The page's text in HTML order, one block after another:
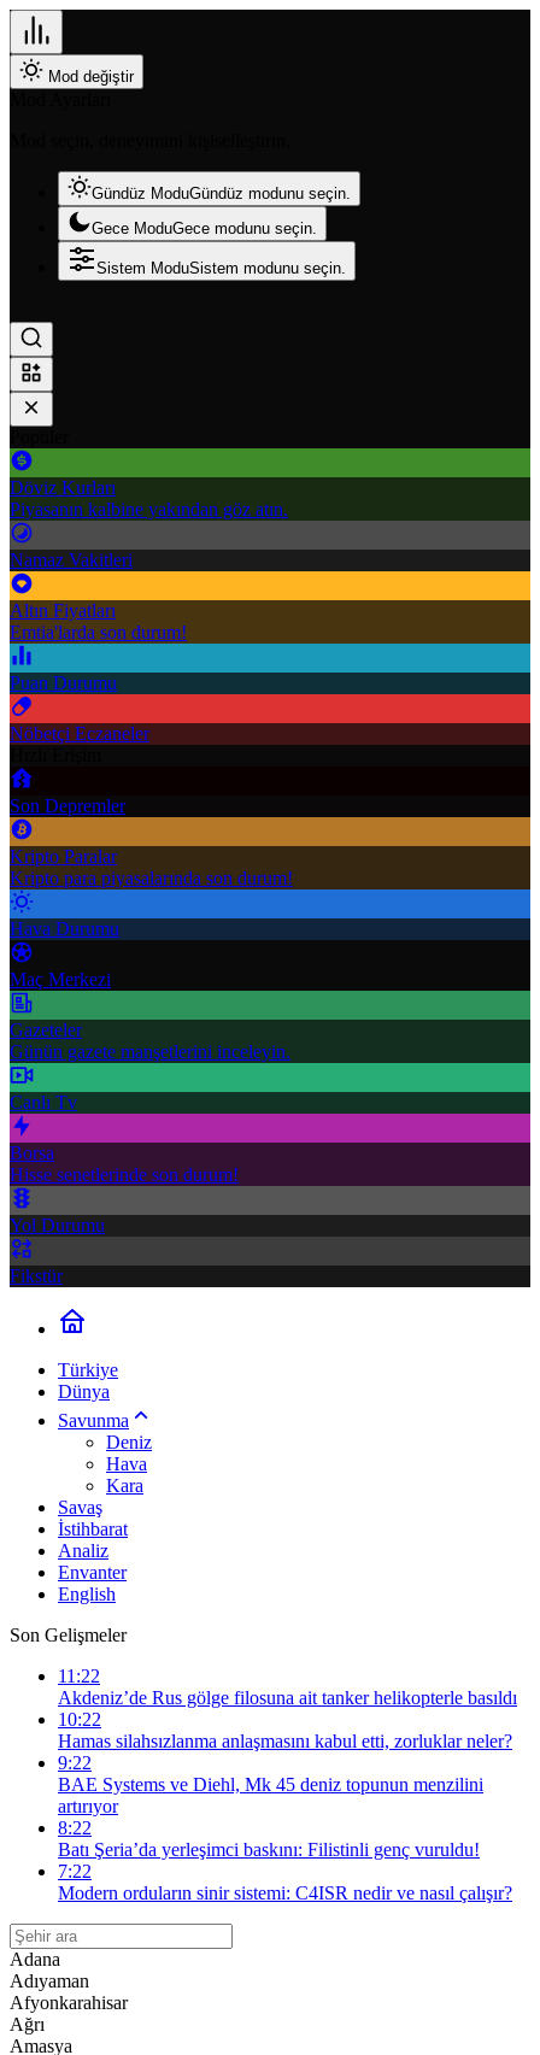
Mod değiştir
Gündüz ModuGündüz modunu seçin.
Gece ModuGece modunu seçin.
Sistem ModuSistem modunu seçin.
Döviz Kurları
Piyasanın kalbine yakından göz atın.
Namaz Vakitleri
Altın Fiyatları
Emtia'larda son durum!
Puan Durumu
Nöbetçi Eczaneler
Son Depremler
Kripto Paralar
Kripto para piyasalarında son durum!
Hava Durumu
Maç Merkezi
Gazeteler
Günün gazete manşetlerini inceleyin.
Canlı Tv
Borsa
Hisse senetlerinde son durum!
Yol Durumu
Fikstür
Türkiye
Dünya
Savunma
Deniz
Hava
Kara
Savaş
İstihbarat
Analiz
Envanter
English
Son Gelişmeler
11:22
Akdeniz’de Rus gölge filosuna ait tanker helikopterle basıldı
10:22
Hamas silahsızlanma anlaşmasını kabul etti, zorluklar neler?
9:22
BAE Systems ve Diehl, Mk 45 deniz topunun menzilini
artırıyor
8:22
Batı Şeria’da yerleşimci baskını: Filistinli genç vuruldu!
7:22
Modern orduların sinir sistemi: C4ISR nedir ve nasıl çalışır?
Adana
Adıyaman
Afyonkarahisar
Ağrı
Amasya